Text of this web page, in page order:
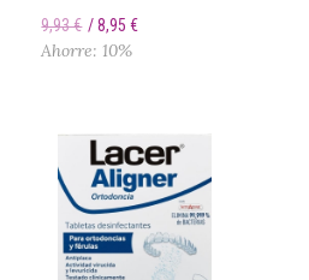
9,93 € 8,95 €
Ahorre: 10%